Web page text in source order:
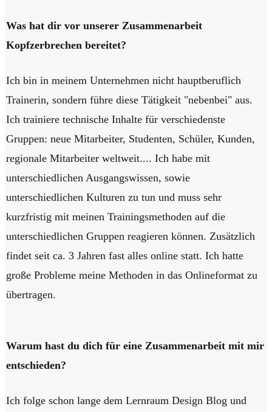
Was hat dir vor unserer Zusammenarbeit
Kopfzerbrechen bereitet?
Ich bin in meinem Unternehmen nicht hauptberuflich
Trainerin, sondern führe diese Tätigkeit "nebenbei" aus.
Ich trainiere technische Inhalte für verschiedenste
Gruppen: neue Mitarbeiter, Studenten, Schüler, Kunden,
regionale Mitarbeiter weltweit.... Ich habe mit
unterschiedlichen Ausgangswissen, sowie
unterschiedlichen Kulturen zu tun und muss sehr
kurzfristig mit meinen Trainingsmethoden auf die
unterschiedlichen Gruppen reagieren können. Zusätzlich
findet seit ca. 3 Jahren fast alles online statt. Ich hatte
große Probleme meine Methoden in das Onlineformat zu
übertragen.
Warum hast du dich für eine Zusammenarbeit mit mir
entschieden?
Ich folge schon lange dem Lernraum Design Blog und